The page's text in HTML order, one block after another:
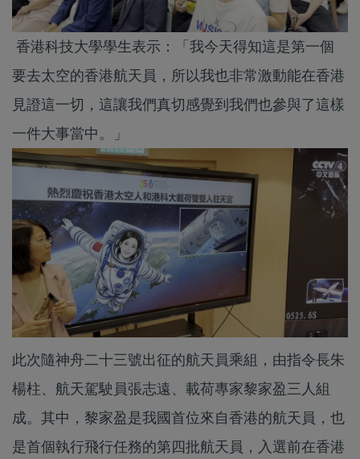
香港科技大學學生表示：「我今天得知這是第一個
要去太空的香港航天員，所以我也非常激動能在香港
見證這一切，這讓我們真切感覺到我們也參與了這樣
一件大事當中。」
此次隨神舟二十三號出征的航天員乘組，由指令長朱
楊柱、航天駕駛員張志遠、載荷專家黎家盈三人組
成。其中，黎家盈是我國首位來自香港的航天員，也
是首個執行飛行任務的第四批航天員，入選前在香港